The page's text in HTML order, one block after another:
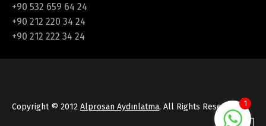
+90 532 659 64 24
+90 212 220 34 24
+90 212 222 34 24
Copyright © 2012 Alprosan Aydınlatma, All Rights Reserved 1